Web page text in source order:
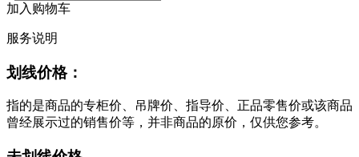
加入购物车
服务说明
划线价格：
指的是商品的专柜价、吊牌价、指导价、正品零售价或该商品
曾经展示过的销售价等，并非商品的原价，仅供您参考。